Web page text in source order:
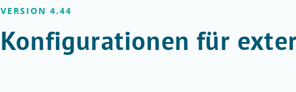
VERSION 4.44
Konfigurationen für